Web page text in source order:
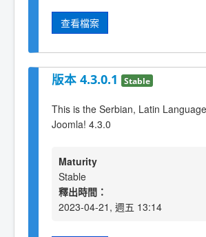
查看檔案
版本 4.3.0.1 Stable
This is the Serbian, Latin
Joomla! 4.3.0
Maturity
Stable
釋出時間：
2023-04-21, 週五 13:14